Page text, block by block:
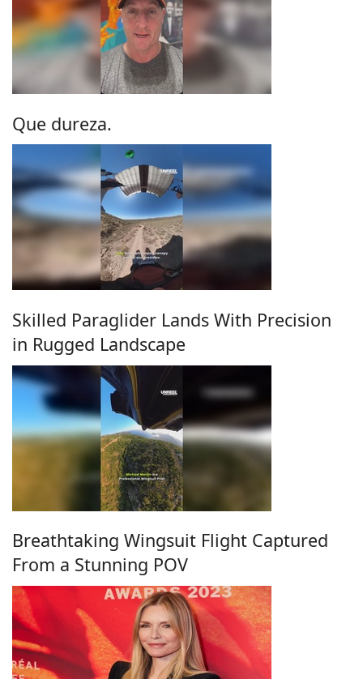
Que dureza.
Skilled Paraglider Lands With Precision
in Rugged Landscape
Breathtaking Wingsuit Flight Captured
From a Stunning POV